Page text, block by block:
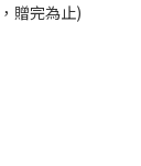
贈完為止)